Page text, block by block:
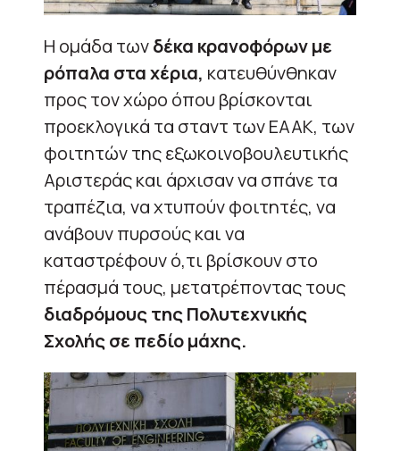
Η ομάδα τωνδέκα κρανοφόρων με
ρόπαλα στα χέρια, κατευθύνθηκαν
προς τον χώρο όπου βρίσκονται
προεκλογικά τα σταντ των ΕΑΑΚ, των
φοιτητών της εξωκοινοβουλευτικής
Αριστεράς και άρχισαν να σπάνε τα
τραπέζια, να χτυπούν φοιτητές, να
ανάβουν πυρσούς και να
καταστρέφουν ό,τι βρίσκουν στο
πέρασμά τους, μετατρέποντας τους
διαδρόμους της Πολυτεχνικής
Σχολής σε πεδίο μάχης.